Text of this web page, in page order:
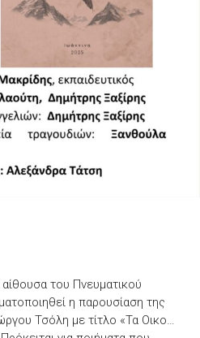
του Πνευματικού
η παρουσίαση της
Τσόλη με τίτλο «Τα Οικο…